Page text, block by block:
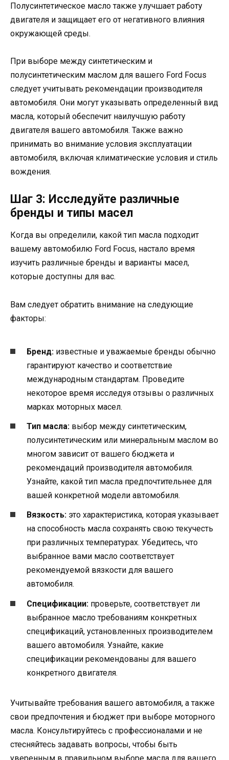
Полусинтетическое масло также улучшает работу
двигателя и защищает его от негативного влияния
окружающей среды.
При выборе между синтетическим и
полусинтетическим маслом для вашего Ford Focus
следует учитывать рекомендации производителя
автомобиля. Они могут указывать определенный вид
масла, который обеспечит наилучшую работу
двигателя вашего автомобиля. Также важно
принимать во внимание условия эксплуатации
автомобиля, включая климатические условия и стиль
вождения.
Шаг 3: Исследуйте различные
бренды и типы масел
Когда вы определили, какой тип масла подходит
вашему автомобилю Ford Focus, настало время
изучить различные бренды и варианты масел,
которые доступны для вас.
Вам следует обратить внимание на следующие
факторы:
Бренд: известные и уважаемые бренды обычно
гарантируют качество и соответствие
международным стандартам. Проведите
некоторое время исследуя отзывы о различных
марках моторных масел.
Тип масла: выбор между синтетическим,
полусинтетическим или минеральным маслом во
многом зависит от вашего бюджета и
рекомендаций производителя автомобиля.
Узнайте, какой тип масла предпочтительнее для
вашей конкретной модели автомобиля.
Вязкость: это характеристика, которая указывает
на способность масла сохранять свою текучесть
при различных температурах. Убедитесь, что
выбранное вами масло соответствует
рекомендуемой вязкости для вашего
автомобиля.
Спецификации: проверьте, соответствует ли
выбранное масло требованиям конкретных
спецификаций, установленных производителем
вашего автомобиля. Узнайте, какие
спецификации рекомендованы для вашего
конкретного двигателя.
Учитывайте требования вашего автомобиля, а также
свои предпочтения и бюджет при выборе моторного
масла. Консультируйтесь с профессионалами и не
стесняйтесь задавать вопросы, чтобы быть
уверенным в правильном выборе масла для вашего